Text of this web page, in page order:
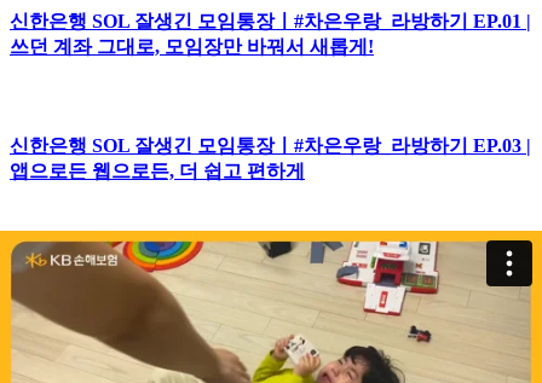
신한은행 SOL 잘생긴 모임통장ㅣ#차은우랑_라방하기 EP.01 |
쓰던 계좌 그대로, 모임장만 바꿔서 새롭게!
신한은행 SOL 잘생긴 모임통장ㅣ#차은우랑_라방하기 EP.03 |
앱으로든 웹으로든, 더 쉽고 편하게
하나은행ㅣ내가 받는 연금도 하나은행(티저)
SBI저축은행ㅣ[실전금융-BI] 캠페인 파킹통장